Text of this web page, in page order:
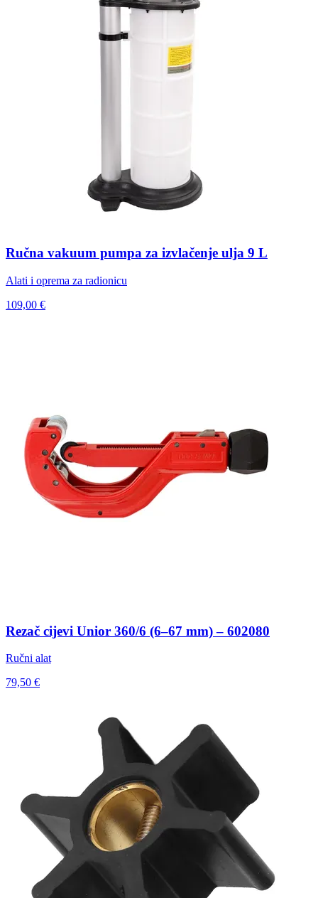
Ručna vakuum pumpa za izvlačenje ulja 9 L
Alati i oprema za radionicu
109,00 €
Rezač cijevi Unior 360/6 (6–67 mm) – 602080
Ručni alat
79,50 €